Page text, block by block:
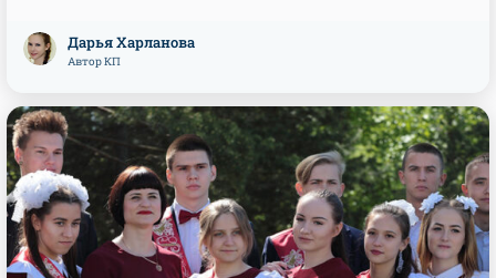
Дарья Харланова
Автор КП